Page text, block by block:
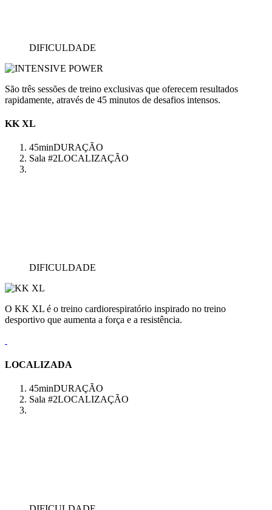
DIFICULDADE
São três sessões de treino exclusivas que oferecem resultados
rapidamente, através de 45 minutos de desafios intensos.
KK XL
45minDURAÇÃO
Sala #2LOCALIZAÇÃO
DIFICULDADE
O KK XL é o treino cardiorespiratório inspirado no treino
desportivo que aumenta a força e a resistência.
LOCALIZADA
45minDURAÇÃO
Sala #2LOCALIZAÇÃO